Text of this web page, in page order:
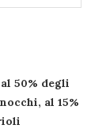
50% degli
al 15%